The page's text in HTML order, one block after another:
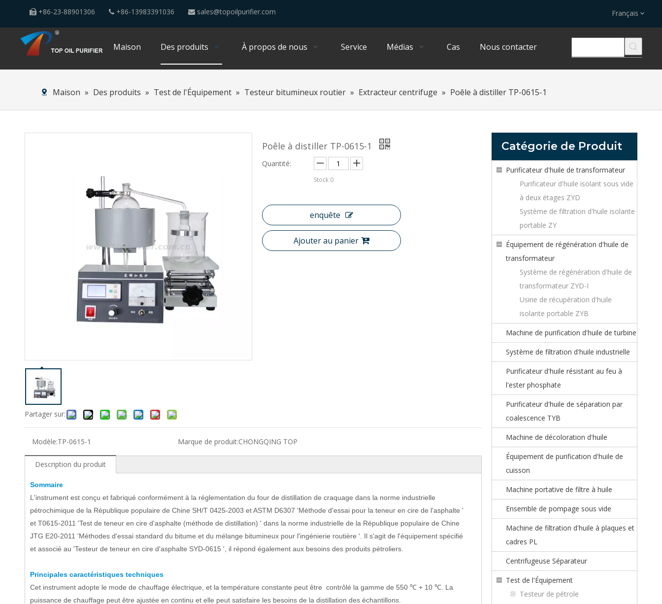
 +86-23-88901306  +86-13983391036  sales@topoilpurifier.com Français
Maison Des produits À propos de nous Service Médias Cas Nous contacter
Maison » Des produits » Test de l'Équipement » Testeur bitumineux routier » Extracteur centrifuge » Poêle à distiller TP-0615-1
Partager sur:
Poêle à distiller TP-0615-1
Quantité:
Stock 0
enquête
Ajouter au panier
Modèle:TP-0615-1 Marque de produit:CHONGQING TOP
Description du produit
Sommaire
L'instrument est conçu et fabriqué conformément à la réglementation du four de distillation de craquage dans la norme industrielle
pétrochimique de la République populaire de Chine SH/T 0425-2003 et ASTM D6307 'Méthode d'essai pour la teneur en cire de l'asphalte '
et T0615-2011 'Test de teneur en cire d'asphalte (méthode de distillation) ' dans la norme industrielle de la République populaire de Chine
JTG E20-2011 'Méthodes d'essai standard du bitume et du mélange bitumineux pour l'ingénierie routière '. Il s'agit de l'équipement spécifié
et associé au 'Testeur de teneur en cire d'asphalte SYD-0615 ', il répond également aux besoins des produits pétroliers.
Principales caractéristiques techniques
Cet instrument adopte le mode de chauffage électrique, et la température constante peut être contrôlé la gamme de 550 ℃ + 10 ℃. La
puissance de chauffage peut être ajustée en continu et elle peut satisfaire les besoins de la distillation des échantillons.
Catégorie de Produit
Purificateur d'huile de transformateur
Purificateur d'huile isolant sous vide
à deux étages ZYD
Système de filtration d'huile isolante
portable ZY
Équipement de régénération d'huile de
transformateur
Système de régénération d'huile de
transformateur ZYD-I
Usine de récupération d'huile
isolante portable ZYB
Machine de purification d'huile de turbine
Système de filtration d'huile industrielle
Purificateur d'huile résistant au feu à
l'ester phosphate
Purificateur d'huile de séparation par
coalescence TYB
Machine de décoloration d'huile
Équipement de purification d'huile de
cuisson
Machine portative de filtre à huile
Ensemble de pompage sous vide
Machine de filtration d'huile à plaques et
cadres PL
Centrifugeuse Séparateur
Test de l'Équipement
Testeur de pétrole